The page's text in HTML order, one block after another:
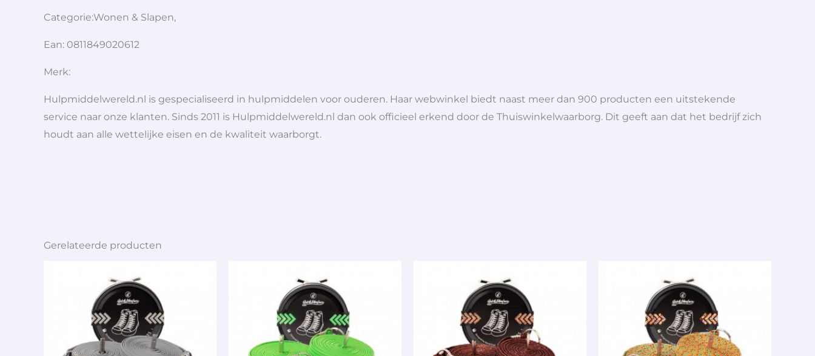
Categorie:Wonen & Slapen,
Ean: 0811849020612
Merk:
Hulpmiddelwereld.nl is gespecialiseerd in hulpmiddelen voor ouderen. Haar webwinkel biedt naast meer dan 900 producten een uitstekende
service naar onze klanten. Sinds 2011 is Hulpmiddelwereld.nl dan ook officieel erkend door de Thuiswinkelwaarborg. Dit geeft aan dat het bedrijf zich
houdt aan alle wettelijke eisen en de kwaliteit waarborgt.
Gerelateerde producten